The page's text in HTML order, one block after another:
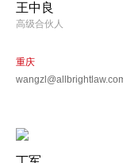
王中良
高级合伙人
重庆